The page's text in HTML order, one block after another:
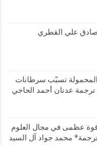
المحمولة تسبّب سرطانات
عدنان أحمد الحاجي
عظمى في مجال العلوم
محمد جواد آل السيد